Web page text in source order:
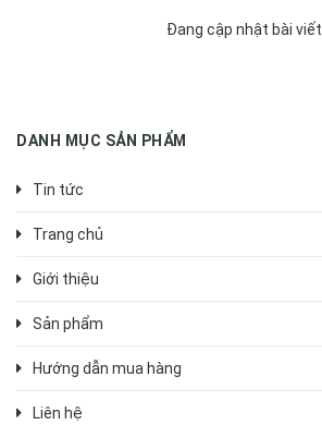
Đang cập nhật bài viết
DANH MỤC SẢN PHẨM
Tin tức
Trang chủ
Giới thiệu
Sản phẩm
Hướng dẫn mua hàng
Liên hệ